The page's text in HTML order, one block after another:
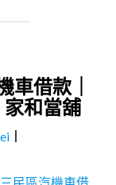
車借款｜
和當舖
|